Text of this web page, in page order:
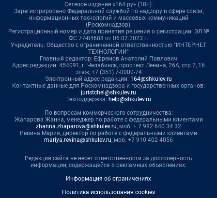
Сетевое издание «164.ру» (18+).
Зарегистрировано Федеральной службой по надзору в сфере связи,
информационных технологий и массовых коммуникаций
(Роскомнадзор).
Регистрационный номер и дата принятия решения о регистрации: ЭЛ №
ФС 77-84688 от 06.02.2023 г.
Учредитель: Общество с ограниченной ответственностью "ИНТЕРНЕТ
ТЕХНОЛОГИИ"
Главный редактор: Ефремов Анатолий Павлович
Адрес редакции: 454091, г. Челябинск, проспект Ленина, 26А, стр.2, 16
этаж, +7 (351) 7-0000-74
Электронный адрес редакции: 164@shkulev.ru
Контактные данные для Роскомнадзора и государственных органов:
juristchel@shkulev.ru
Техподдержка: help@shkulev.ru
По вопросам коммерческого сотрудничества:
Жапарова Жанна, менеджер по работе с федеральными клиентами
zhanna.zhaparova@shkulev.ru, моб. + 7 982 640 34 32
Ревина Мария, директор по работе с федеральными клиентами
mariya.revina@shkulev.ru, моб. +7 910 402 4056
Редакция сайта не несет ответственности за достоверность
информации, содержащейся в рекламных объявлениях.
Информация об ограничениях
Политика использования cookies